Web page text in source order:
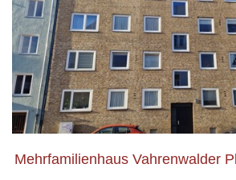
Mehrfamilienhaus Vahrenwalder